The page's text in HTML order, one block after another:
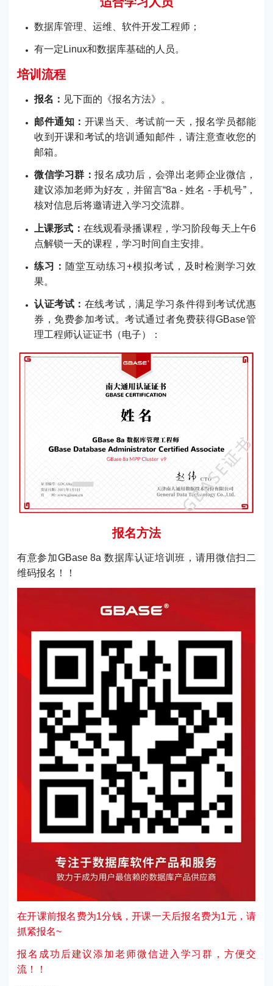
数据库管理、运维、软件开发工程师；
有一定Linux和数据库基础的人员。
培训流程
报名： 见下面的《报名方法》。
邮件通知： 开课当天、考试前一天，报名学员都能
收到开课和考试的培训通知邮件，请注意查收您的
邮箱。
微信学习群：报名成功后，会弹出老师企业微信，
建议添加老师为好友，并留言“8a - 姓名 - 手机号”，
核对信息后将邀请进入学习交流群。
上课形式： 在线观看录播课程，学习阶段每天上午6
点解锁一天的课程，学习时间自主安排。
练习： 随堂互动练习+模拟考试，及时检测学习效
果。
认证考试： 在线考试，满足学习条件得到考试优惠
券，免费参加考试。考试通过者免费获得GBase管
理工程师认证证书（电子）：
报名方法
有意参加GBase 8a 数据库认证培训班，请用微信扫二
维码报名！！
在开课前报名费为1分钱，开课一天后报名费为1元，请
抓紧报名~
报名成功后建议添加老师微信进入学习群，方便交
流！！